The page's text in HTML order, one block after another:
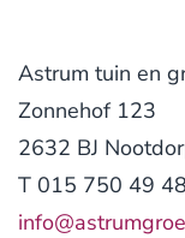
Astrum tuin en
Zonnehof 123
2632 BJ
T 015 750 49 48